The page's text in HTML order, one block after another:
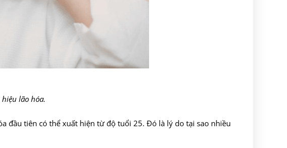
lão hóa.
đầu tiên có thể xuất hiện từ độ tuổi 25. Đó là lý do tại sao nhiều